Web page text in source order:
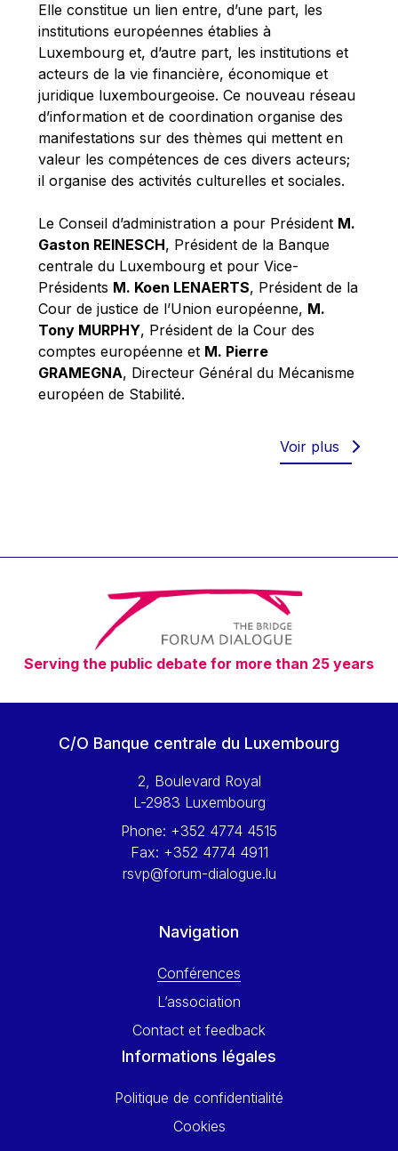
Michael Sohlman
Michel Goedert
Mireille Delmas-Marty
Nobuo Tanaka
Otmar Issing
Paolo Mengozzi
Paschal Donohoe
Pat Cox
Patrizia Nanz
Philippe Maystadt
Pierre Gramegna
Richard Pelly
Robert Goebbels
Robert REYNDERS
Timothy Radcliffe
Vaclav Klaus
Vassilios Skouris
Vítor Manuel da Silva Caldeira
Viviane Reding
Walter Hagg
Wolfgang Ketterle
Yossi Beillin
Yves FRANCHET
Elle constitue un lien entre, d’une part, les
institutions européennes établies à
Luxembourg et, d’autre part, les institutions et
acteurs de la vie financière, économique et
juridique luxembourgeoise. Ce nouveau réseau
d’information et de coordination organise des
manifestations sur des thèmes qui mettent en
valeur les compétences de ces divers acteurs;
il organise des activités culturelles et sociales.
Le Conseil d’administration a pour Président M.
Gaston REINESCH, Président de la Banque
centrale du Luxembourg et pour Vice-
Présidents M. Koen LENAERTS, Président de la
Cour de justice de l’Union européenne, M.
Tony MURPHY, Président de la Cour des
comptes européenne et M. Pierre
GRAMEGNA, Directeur Général du Mécanisme
européen de Stabilité.
Voir plus
Serving the public debate for more than 25 years
C/O Banque centrale du Luxembourg
2, Boulevard Royal
L-2983 Luxembourg
Phone: +352 4774 4515
Fax: +352 4774 4911
rsvp@forum-dialogue.lu
Navigation
Conférences
L’association
Contact et feedback
Informations légales
Politique de confidentialité
Cookies